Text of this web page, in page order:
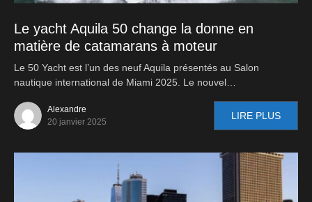
Le yacht Aquila 50 change la donne en
matière de catamarans à moteur
Le 50 Yacht est l’un des neuf Aquila présentés au Salon
nautique international de Miami 2025. Le nouvel…
Alexandre
20 janvier 2025
LIRE PLUS